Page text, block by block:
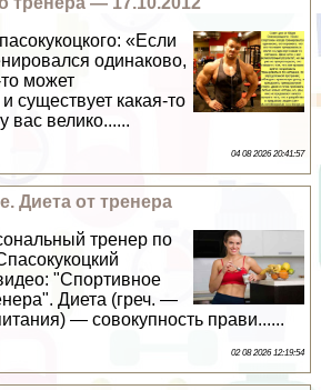
«Если
одинаково,
то может
существует какая-то
вас велико......
04 08 2026 20:41:57
Диета от тренера
тренер по
"Спортивное
Диета (греч. —
— совокупность прави......
02 08 2026 12:19:54